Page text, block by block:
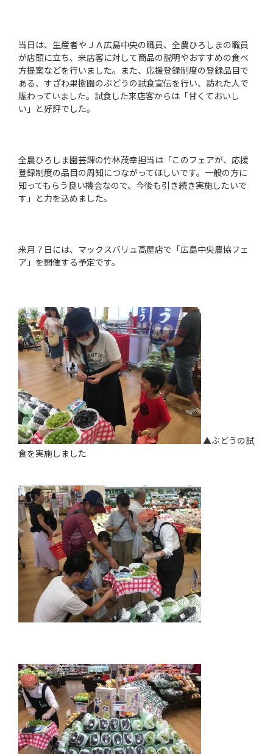
当日は、生産者やＪＡ広島中央の職員、全農ひろしまの職員
が店頭に立ち、来店客に対して商品の説明やおすすめの食べ
方提案などを行いました。また、応援登録制度の登録品目で
ある、すざわ果樹園のぶどうの試食宣伝を行い、訪れた人で
賑わっていました。試食した来店客からは「甘くておいし
い」と好評でした。
全農ひろしま園芸課の竹林茂幸担当は「このフェアが、応援
登録制度の品目の周知につながってほしいです。一般の方に
知ってもらう良い機会なので、今後も引き続き実施したいで
す」と力を込めました。
来月７日には、マックスバリュ高屋店で「広島中央農協フェ
ア」を開催する予定です。
▲ぶどうの試
食を実施しました